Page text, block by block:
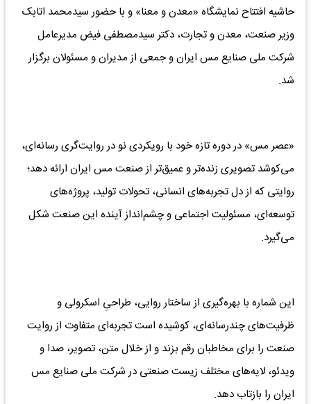
حاشیه افتتاح نمایشگاه «معدن و معنا» و با حضور سیدمحمد اتابک
وزیر صنعت، معدن و تجارت، دکتر سیدمصطفی فیض مدیرعامل
شرکت ملی صنایع مس ایران و جمعی از مدیران و مسئولان برگزار
شد.
«عصر مس» در دوره تازه خود با رویکردی نو در روایت‌گری رسانه‌ای،
می‌کوشد تصویری زنده‌تر و عمیق‌تر از صنعت مس ایران ارائه دهد؛
روایتی که از دل تجربه‌های انسانی، تحولات تولید، پروژه‌های
توسعه‌ای، مسئولیت اجتماعی و چشم‌انداز آینده این صنعت شکل
می‌گیرد.
این شماره با بهره‌گیری از ساختار روایی، طراحیِ اسکرولی و
ظرفیت‌های چندرسانه‌ای، کوشیده است تجربه‌ای متفاوت از روایت
صنعت را برای مخاطبان رقم بزند و از خلال متن، تصویر، صدا و
ویدئو، لایه‌های مختلف زیست صنعتی در شرکت ملی صنایع مس
ایران را بازتاب دهد.